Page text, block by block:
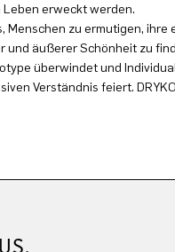
erweckt werden.
Menschen zu ermutigen, ihre
und äußerer Schönheit zu
überwindet und
Verständnis feiert.